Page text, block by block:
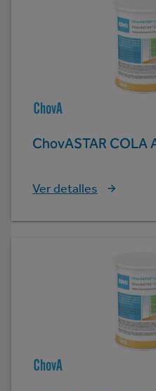
ChovASTAR COLA
Ver detalles